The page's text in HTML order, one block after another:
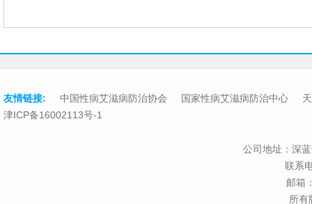
友情链接: 中国性病艾滋病防治协会 国家性病艾滋病防治中心
津ICP备16002113号-1
公司地址：深
联系
邮箱
所有